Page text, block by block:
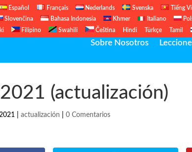
Español Français Nederlands Svenska Tiếng
Slovenčina Bahasa Indonesia Khmer Italiano
Filipino Swahili Čeština Hindi Türkçe Tamil
Sobre Nosotros
(actualización)
|actualización |0 Comentarios